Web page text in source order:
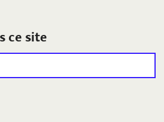
ce site